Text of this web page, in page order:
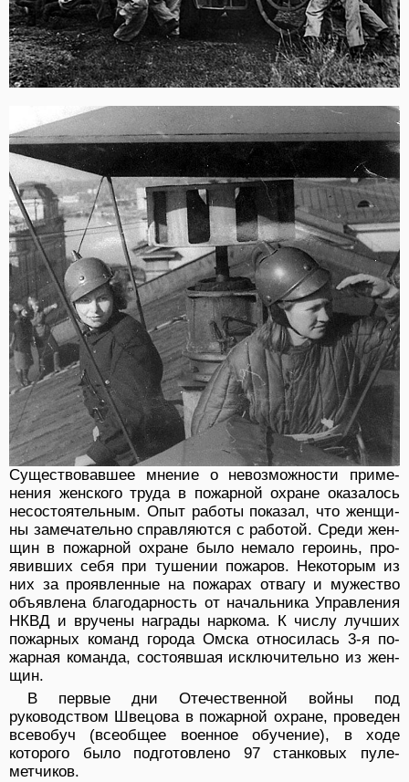
Существовавшее мнение о невозможности приме­
нения женского труда в пожарной охране оказалось
несостоятельным. Опыт работы показал, что женщи­
ны замечательно справляются с работой. Среди жен­
щин в пожарной охране было немало героинь, про­
явивших себя при тушении пожаров. Некоторым из
них за проявленные на пожарах отвагу и мужество
объявлена благодарность от начальника Управления
НКВД и вручены награды наркома. К числу лучших
пожарных команд города Омска относилась 3-я по­
жарная команда, состоявшая исключительно из жен­
щин.
В первые дни Отечественной войны под
руководством Швецова в пожарной охране, прове­ден
всевобуч (всеобщее военное обучение), в ходе
которого было подготовлено 97 станковых пуле­
метчиков.